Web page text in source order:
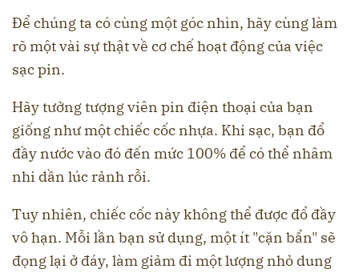
Để chúng ta có cùng một góc nhìn, hãy cùng làm
rõ một vài sự thật về cơ chế hoạt động của việc
sạc pin.
Hãy tưởng tượng viên pin điện thoại của bạn
giống như một chiếc cốc nhựa. Khi sạc, bạn đổ
đầy nước vào đó đến mức 100% để có thể nhâm
nhi dần lúc rảnh rỗi.
Tuy nhiên, chiếc cốc này không thể được đổ đầy
vô hạn. Mỗi lần bạn sử dụng, một ít "cặn bẩn" sẽ
đọng lại ở đáy, làm giảm đi một lượng nhỏ dung